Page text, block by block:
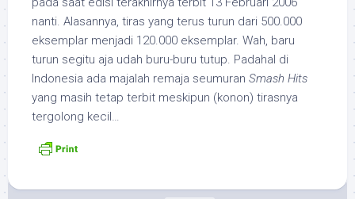
nanti. Alasannya, tiras yang terus turun dari 500.000
eksemplar menjadi 120.000 eksemplar. Wah, baru
turun segitu aja udah buru-buru tutup. Padahal di
Indonesia ada majalah remaja seumuran Smash Hits
yang masih tetap terbit meskipun (konon) tirasnya
tergolong kecil…